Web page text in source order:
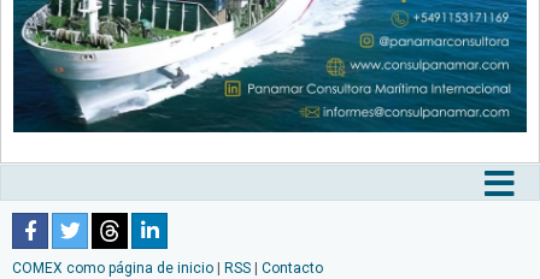
COMEX como página de inicio | RSS | Contacto